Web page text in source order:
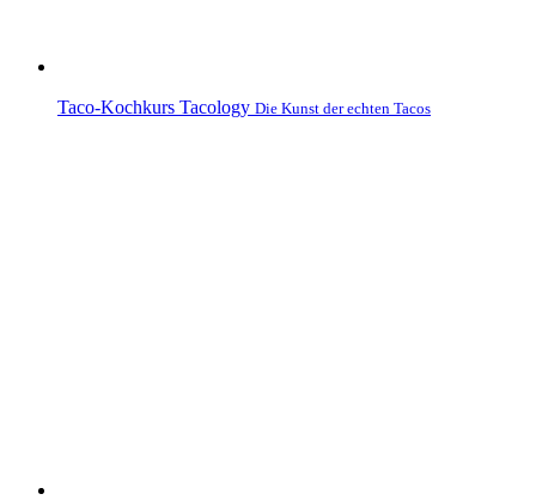
Taco-Kochkurs Tacology Die Kunst der echten Tacos